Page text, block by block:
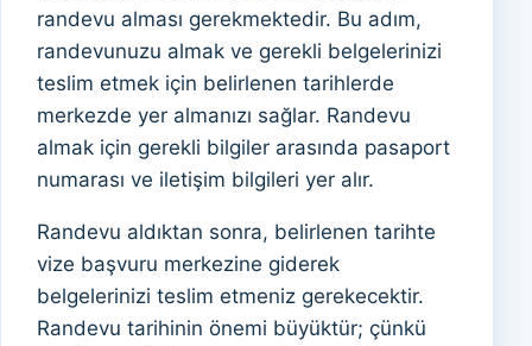
randevu alması gerekmektedir. Bu adım,
randevunuzu almak ve gerekli belgelerinizi
teslim etmek için belirlenen tarihlerde
merkezde yer almanızı sağlar. Randevu
almak için gerekli bilgiler arasında pasaport
numarası ve iletişim bilgileri yer alır.
Randevu aldıktan sonra, belirlenen tarihte
vize başvuru merkezine giderek
belgelerinizi teslim etmeniz gerekecektir.
Randevu tarihinin önemi büyüktür; çünkü